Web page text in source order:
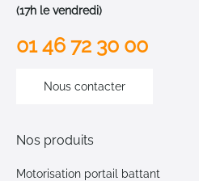
(17h le vendredi)
01 46 72 30 00
Nous contacter
Nos produits
Motorisation portail battant